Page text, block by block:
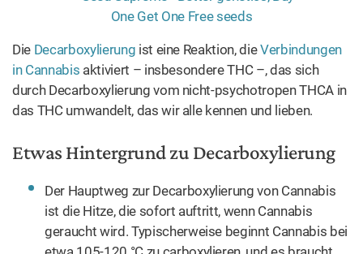
Die Decarboxylierung ist eine Reaktion, dieVerbindungen
in Cannabis aktiviert – insbesondere THC –, das sich
durch Decarboxylierung vom nicht-psychotropen THCA in
das THC umwandelt, das wir alle kennen und lieben.
Etwas Hintergrund zu Decarboxylierung
Der Hauptweg zur Decarboxylierung von Cannabis
ist die Hitze, die sofort auftritt, wenn Cannabis
geraucht wird. Typischerweise beginnt Cannabis bei